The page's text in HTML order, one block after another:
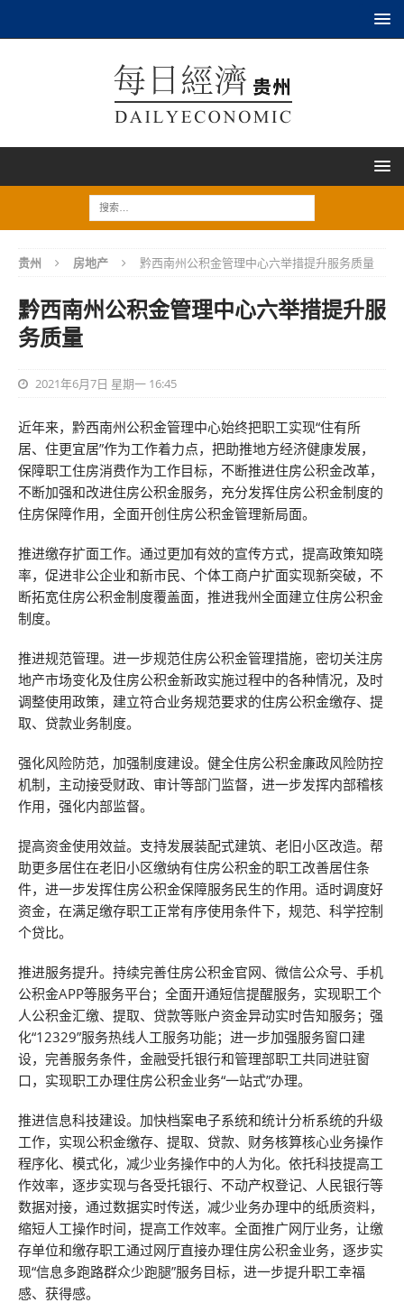
贵州 房地产 黔西南州公积金管理中心六举措提升服务质量
黔西南州公积金管理中心六举措提升服
务质量
2021年6月7日 星期一 16:45
近年来，黔西南州公积金管理中心始终把职工实现“住有所
居、住更宜居”作为工作着力点，把助推地方经济健康发展，
保障职工住房消费作为工作目标，不断推进住房公积金改革，
不断加强和改进住房公积金服务，充分发挥住房公积金制度的
住房保障作用，全面开创住房公积金管理新局面。
推进缴存扩面工作。通过更加有效的宣传方式，提高政策知晓
率，促进非公企业和新市民、个体工商户扩面实现新突破，不
断拓宽住房公积金制度覆盖面，推进我州全面建立住房公积金
制度。
推进规范管理。进一步规范住房公积金管理措施，密切关注房
地产市场变化及住房公积金新政实施过程中的各种情况，及时
调整使用政策，建立符合业务规范要求的住房公积金缴存、提
取、贷款业务制度。
强化风险防范，加强制度建设。健全住房公积金廉政风险防控
机制，主动接受财政、审计等部门监督，进一步发挥内部稽核
作用，强化内部监督。
提高资金使用效益。支持发展装配式建筑、老旧小区改造。帮
助更多居住在老旧小区缴纳有住房公积金的职工改善居住条
件，进一步发挥住房公积金保障服务民生的作用。适时调度好
资金，在满足缴存职工正常有序使用条件下，规范、科学控制
个贷比。
推进服务提升。持续完善住房公积金官网、微信公众号、手机
公积金APP等服务平台；全面开通短信提醒服务，实现职工个
人公积金汇缴、提取、贷款等账户资金异动实时告知服务；强
化“12329”服务热线人工服务功能；进一步加强服务窗口建
设，完善服务条件，金融受托银行和管理部职工共同进驻窗
口，实现职工办理住房公积金业务“一站式”办理。
推进信息科技建设。加快档案电子系统和统计分析系统的升级
工作，实现公积金缴存、提取、贷款、财务核算核心业务操作
程序化、模式化，减少业务操作中的人为化。依托科技提高工
作效率，逐步实现与各受托银行、不动产权登记、人民银行等
数据对接，通过数据实时传送，减少业务办理中的纸质资料，
缩短人工操作时间，提高工作效率。全面推广网厅业务，让缴
存单位和缴存职工通过网厅直接办理住房公积金业务，逐步实
现“信息多跑路群众少跑腿”服务目标，进一步提升职工幸福
感、获得感。